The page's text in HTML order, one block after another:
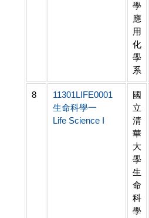
學
應
用
化
學
系
8
11301LIFE0001
生命科學一
Life Science I
國
立
清
華
大
學
生
命
科
學